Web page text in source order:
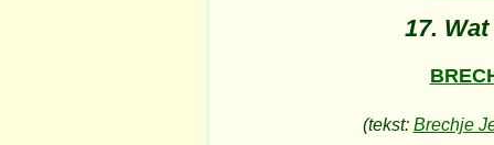
17.
(tekst: Brechje